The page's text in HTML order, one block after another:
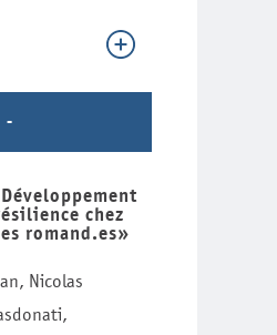
chez
romand.es»
Nicolas